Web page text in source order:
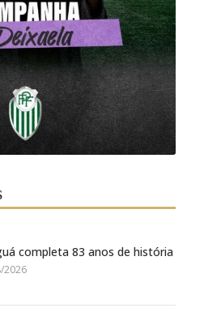
completa 83 anos de história
2026